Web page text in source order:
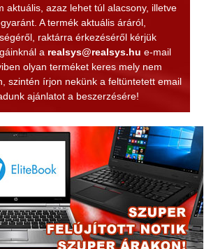
aktuális, azaz lehet túl alacsony, illetve
A termék aktuális áráról,
raktárra érkezéséről kérjük
a realsys@realsys.hu e-mail
olyan terméket keres mely nem
szintén írjon nekünk a feltüntetett email
ajánlatot a beszerzésére!